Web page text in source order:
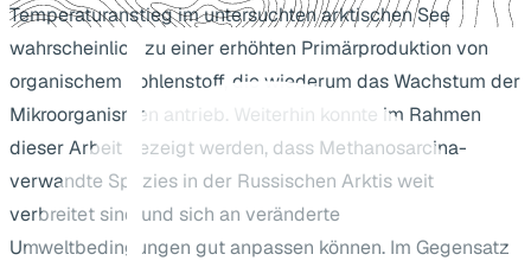
Temperaturanstieg im untersuchten arktischen See
wahrscheinlich zu einer erhöhten Primärproduktion von
organischem Kohlenstoff, die wiederum das Wachstum der
Mikroorganismen antrieb. Weiterhin konnte im Rahmen
dieser Arbeit gezeigt werden, dass Methanosarcina-
verwandte Spezies in der Russischen Arktis weit
verbreitet sind und sich an veränderte
Umweltbedingungen gut anpassen können. Im Gegensatz